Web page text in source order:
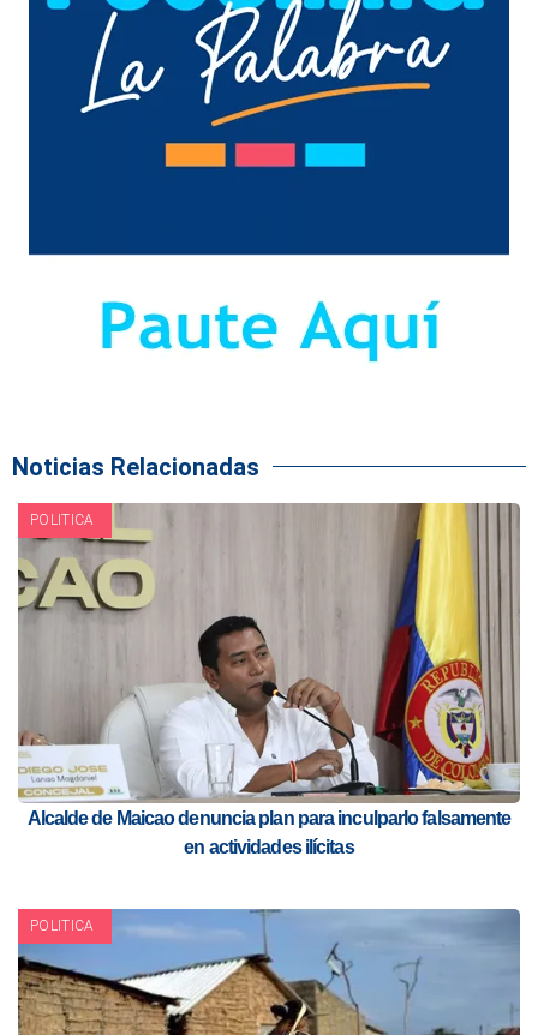
Noticias Relacionadas
POLITICA
Alcalde de Maicao denuncia plan para inculparlo falsamente
en actividades ilícitas
POLITICA